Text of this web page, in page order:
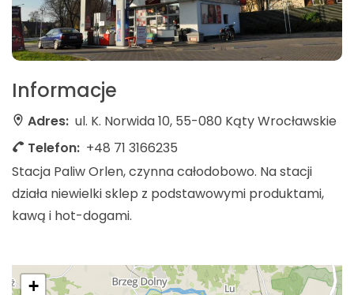
Informacje
Adres: ul. K. Norwida 10, 55-080 Kąty Wrocławskie
Telefon: +48 71 3166235
Stacja Paliw Orlen, czynna całodobowo. Na stacji
działa niewielki sklep z podstawowymi produktami,
kawą i hot-dogami.
+